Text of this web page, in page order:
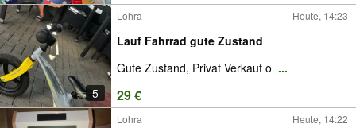
5
Lohra Heute, 14:23
Lauf Fahrrad gute Zustand
Gute Zustand, Privat Verkauf o ...
29 €
Lohra Heute, 14:22